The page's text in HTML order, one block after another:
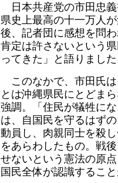
日本共産党の市田忠
県史上最高の十一万人
後、記者団に感想を問
肯定は許さないという
ってきた」と語りまし
このなかで、市田氏
とは沖縄県民にとどま
強調。「住民が犠牲に
は、自国民を守るはず
動員し、肉親同士を殺
をあらわしたもの。戦
せないという憲法の原
国民全体が認識するこ